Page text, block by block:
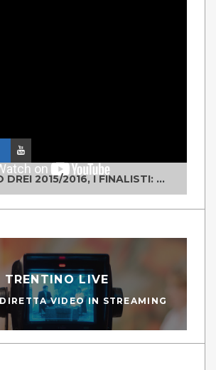
UNO TWO DREI 2015/2016, I FINALISTI: CLASSE IV ALS ISTITUTO "DEGASPERI" BORGO VALSUGANA
TRENTINO LIVE
VIDEO IN STREAMING